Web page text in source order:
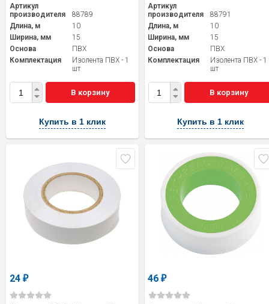
Артикул
производителя
88789
Длина, м
10
Ширина, мм
15
Основа
ПВХ
Комплектация
Изолента ПВХ - 1
шт
В корзину
Купить в 1 клик
Артикул
производителя
88791
Длина, м
10
Ширина, мм
15
Основа
ПВХ
Комплектация
Изолента ПВХ - 1
шт
В корзину
Купить в 1 клик
24 ₽ 46₽